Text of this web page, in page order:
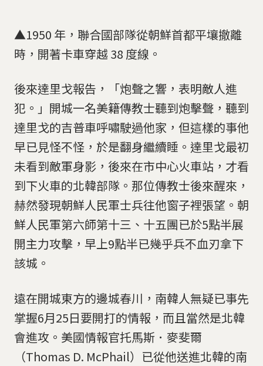
▲1950 年，聯合國部隊從朝鮮首都平壤撤離
時，開著卡車穿越 38 度線。
後來達里戈報告，「炮聲之響，表明敵人進
犯。」開城一名美籍傳教士聽到炮擊聲，聽到
達里戈的吉普車呼嘯駛過他家，但這樣的事他
早已見怪不怪，於是翻身繼續睡。達里戈最初
未看到敵軍身影，後來在市中心火車站，才看
到下火車的北韓部隊。那位傳教士後來醒來，
赫然發現朝鮮人民軍士兵往他窗子裡張望。朝
鮮人民軍第六師第十三、十五團已於5點半展
開主力攻擊，早上9點半已幾乎兵不血刃拿下
該城。
遠在開城東方的邊城春川，南韓人無疑已事先
掌握6月25日要開打的情報，而且當然是北韓
會進攻。美國情報官托馬斯．麥斐爾
（Thomas D. McPhail）已從他送進北韓的南